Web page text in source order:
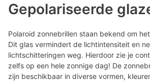
Gepolariseerde
Polaroid zonnebrillen staan bekend om
Dit glas vermindert de lichtintensiteit en
lichtschitteringen weg. Hierdoor zie je
zelfs op een hele zonnige dag! De
zijn beschikbaar in diverse vormen,